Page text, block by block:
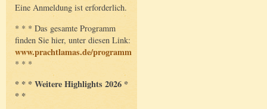
Eine Anmeldung ist erforderlich.
* * * Das gesamte Programm
finden Sie hier, unter diesen Link:
www.prachtlamas.de/programm
* * *
* * * Weitere Highlights 2026 *
* *